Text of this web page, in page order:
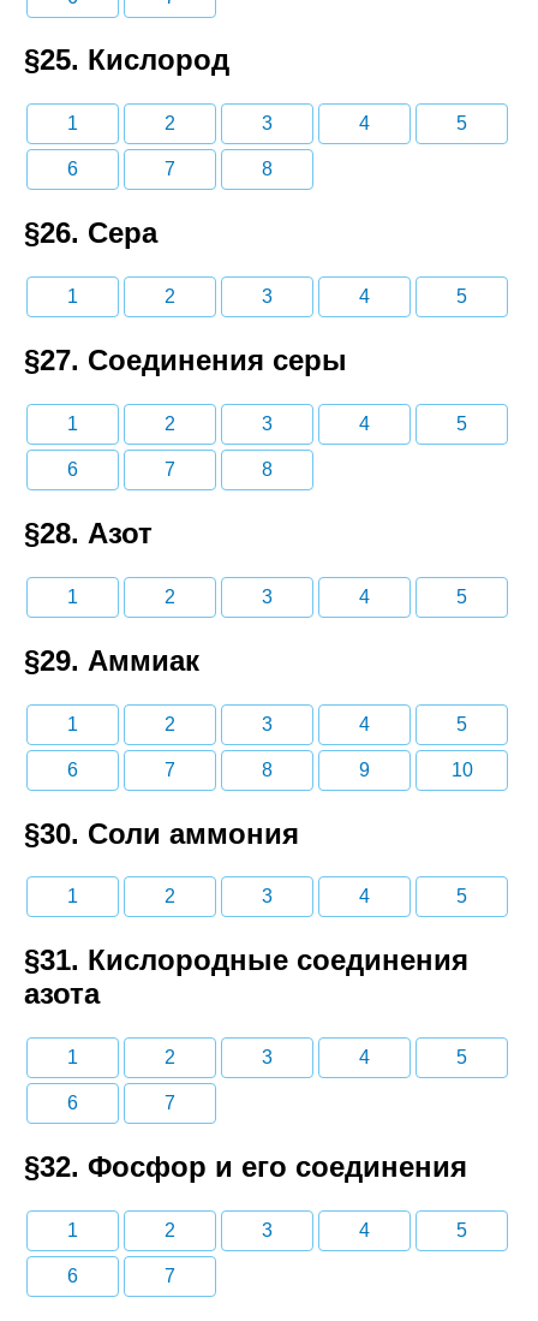
§25. Кислород
1 2 3 4 5
6 7 8
§26. Сера
1 2 3 4 5
§27. Соединения серы
1 2 3 4 5
6 7 8
§28. Азот
1 2 3 4 5
§29. Аммиак
1 2 3 4 5
6 7 8 9 10
§30. Соли аммония
1 2 3 4 5
§31. Кислородные соединения
азота
1 2 3 4 5
6 7
§32. Фосфор и его соединения
1 2 3 4 5
6 7